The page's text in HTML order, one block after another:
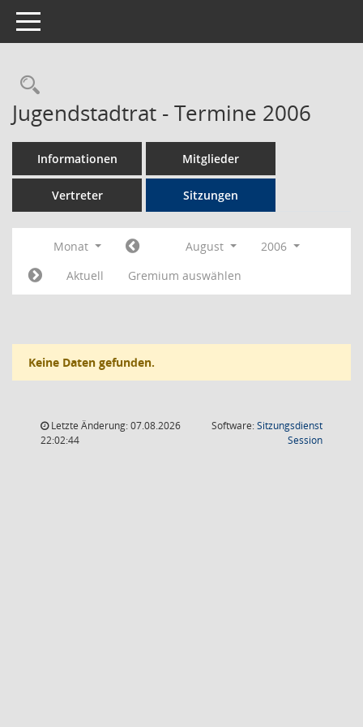
Toggle navigation
Rechercheauswahl
Jugendstadtrat - Termine 2006
Informationen Mitglieder
Vertreter Sitzungen
Monat August
2006
Aktuell
Gremium auswählen
Keine Daten gefunden.
Letzte Änderung: 07.08.2026
22:02:44
Software:Sitzungsdienst
Session(Wird in